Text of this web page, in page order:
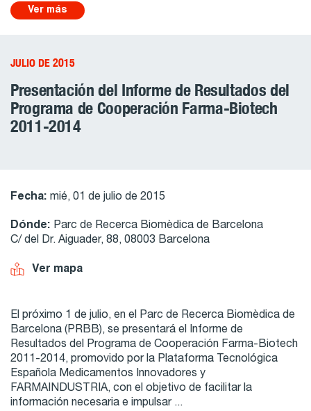
Ver más
JULIO DE 2015
Presentación del Informe de Resultados del
Programa de Cooperación Farma-Biotech
2011-2014
Fecha: mié, 01 de julio de 2015
Dónde: Parc de Recerca Biomèdica de Barcelona
C/ del Dr. Aiguader, 88, 08003 Barcelona
Ver mapa
El próximo 1 de julio, en el Parc de Recerca Biomèdica de
Barcelona (PRBB), se presentará el Informe de
Resultados del Programa de Cooperación Farma-Biotech
2011-2014, promovido por la Plataforma Tecnológica
Española Medicamentos Innovadores y
FARMAINDUSTRIA, con el objetivo de facilitar la
información necesaria e impulsar ...